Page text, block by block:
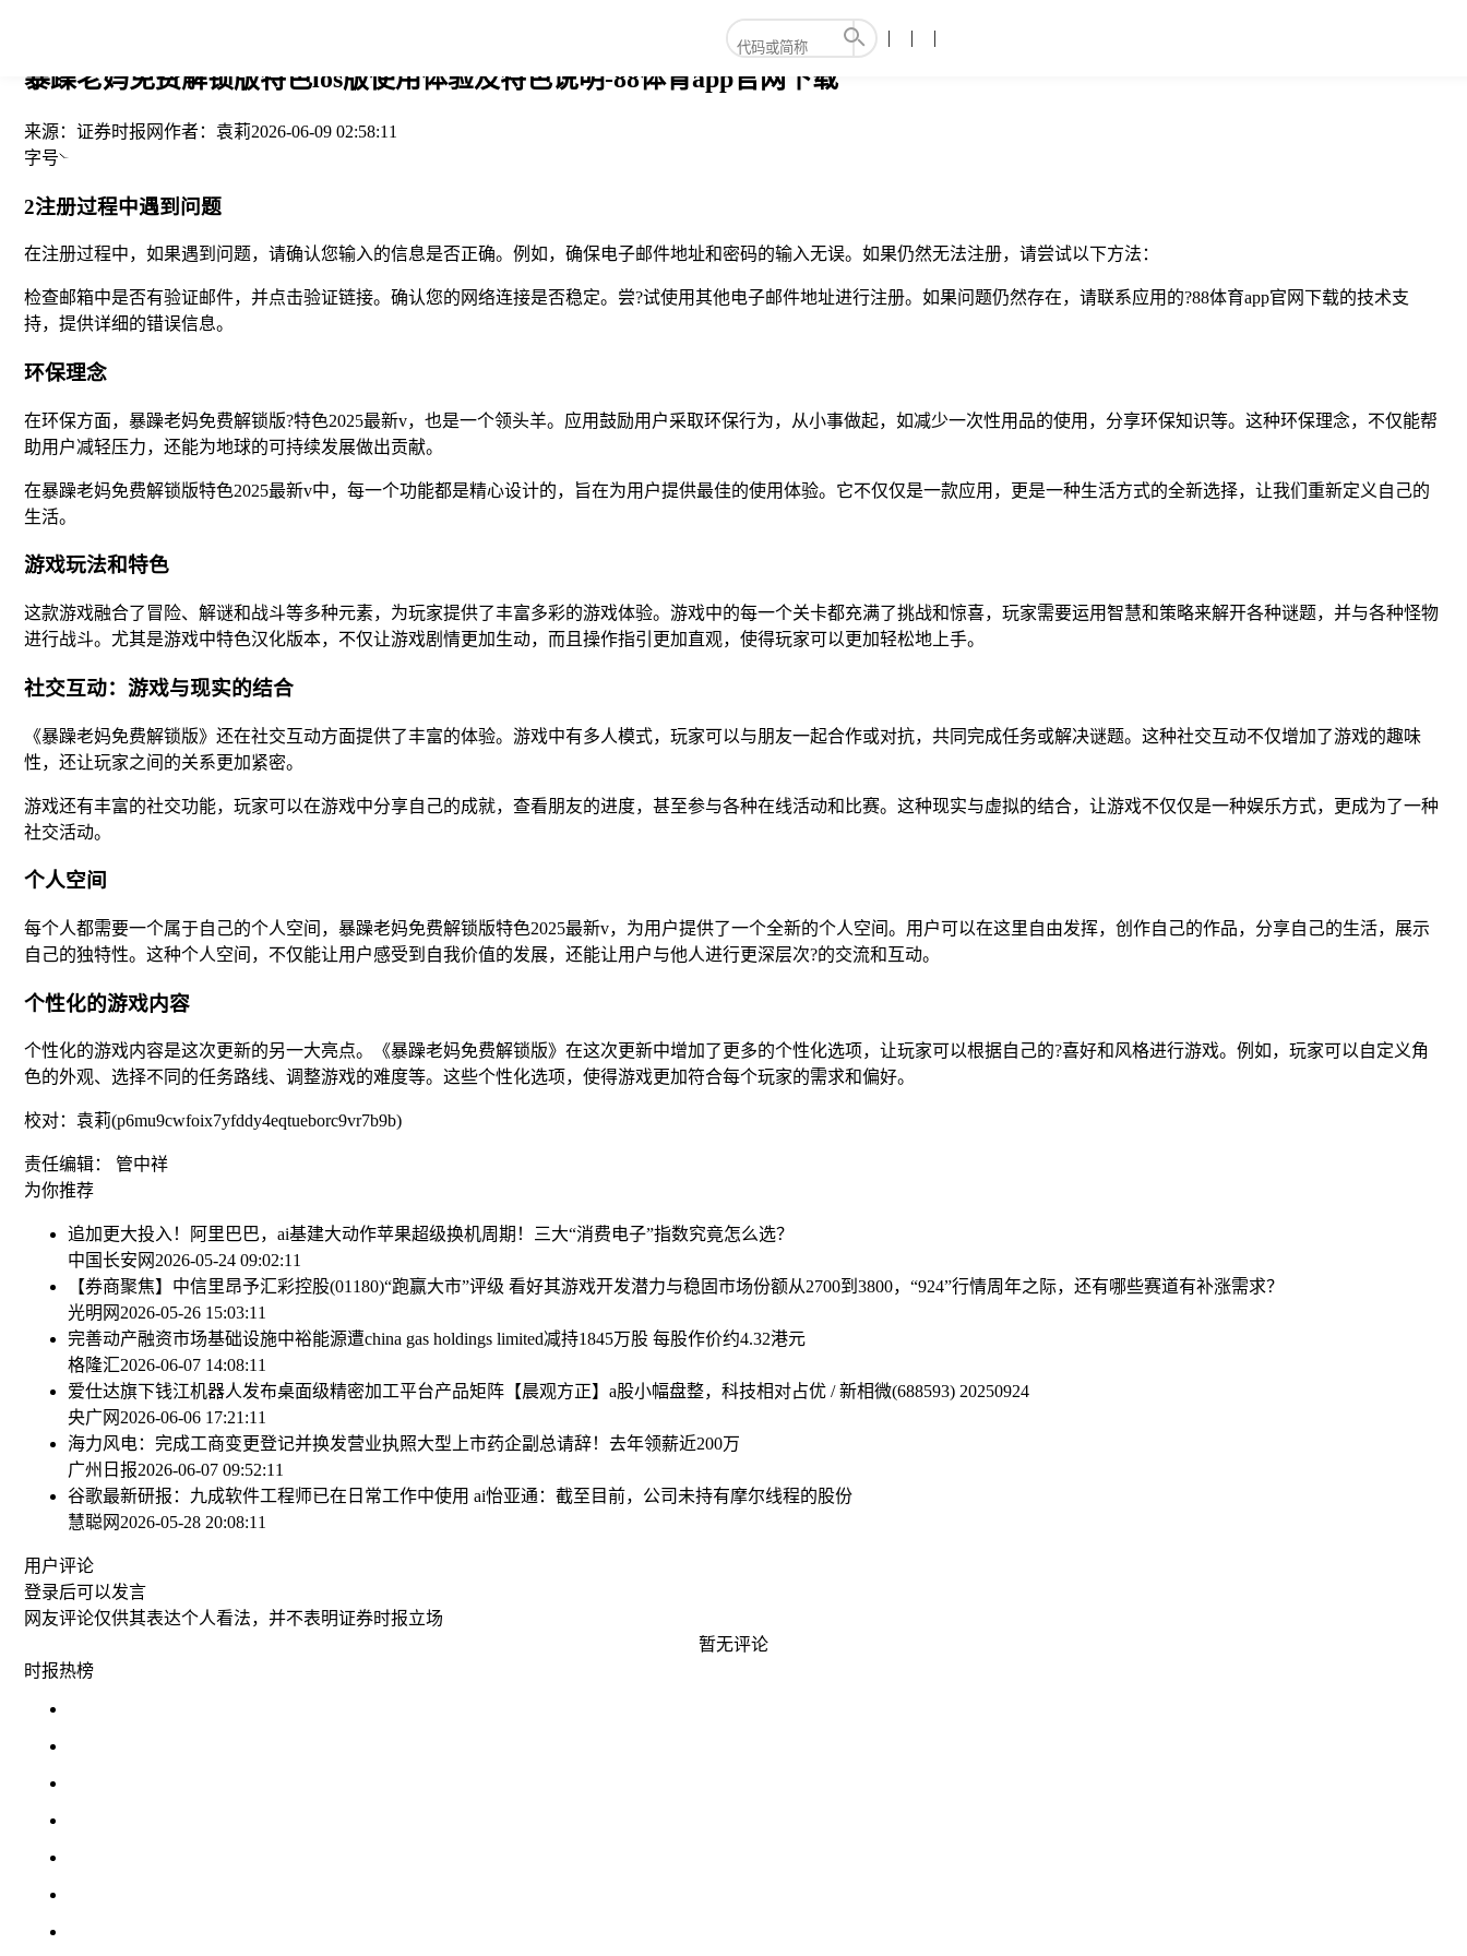
暴躁老妈免费解锁版特色ios版使用体验及特色说明-88体育app官网下载
来源： 证券时报网作者： 袁莉2026-06-09 02:58:11
字号
2注册过程中遇到问题
在注册过程中，如果遇到问题，请确认您输入的信息是否正确。例如，确保电子邮件地址和密码的输入无误。如果仍然无法注册，请尝试以下方法：
检查邮箱中是否有验证邮件，并点击验证链接。确认您的网络连接是否稳定。尝?试使用其他电子邮件地址进行注册。如果问题仍然存在，请联系应用的?88体育app官网下载的技术支
持，提供详细的错误信息。
环保理念
在环保方面，暴躁老妈免费解锁版?特色2025最新v，也是一个领头羊。应用鼓励用户采取环保行为，从小事做起，如减少一次性用品的使用，分享环保知识等。这种环保理念，不仅能帮
助用户减轻压力，还能为地球的可持续发展做出贡献。
在暴躁老妈免费解锁版特色2025最新v中，每一个功能都是精心设计的，旨在为用户提供最佳的使用体验。它不仅仅是一款应用，更是一种生活方式的全新选择，让我们重新定义自己的
生活。
游戏玩法和特色
这款游戏融合了冒险、解谜和战斗等多种元素，为玩家提供了丰富多彩的游戏体验。游戏中的每一个关卡都充满了挑战和惊喜，玩家需要运用智慧和策略来解开各种谜题，并与各种怪物
进行战斗。尤其是游戏中特色汉化版本，不仅让游戏剧情更加生动，而且操作指引更加直观，使得玩家可以更加轻松地上手。
社交互动：游戏与现实的结合
《暴躁老妈免费解锁版》还在社交互动方面提供了丰富的体验。游戏中有多人模式，玩家可以与朋友一起合作或对抗，共同完成任务或解决谜题。这种社交互动不仅增加了游戏的趣味
性，还让玩家之间的关系更加紧密。
游戏还有丰富的社交功能，玩家可以在游戏中分享自己的成就，查看朋友的进度，甚至参与各种在线活动和比赛。这种现实与虚拟的结合，让游戏不仅仅是一种娱乐方式，更成为了一种
社交活动。
个人空间
每个人都需要一个属于自己的个人空间，暴躁老妈免费解锁版特色2025最新v，为用户提供了一个全新的个人空间。用户可以在这里自由发挥，创作自己的作品，分享自己的生活，展示
自己的独特性。这种个人空间，不仅能让用户感受到自我价值的发展，还能让用户与他人进行更深层次?的交流和互动。
个性化的游戏内容
个性化的游戏内容是这次更新的另一大亮点。《暴躁老妈免费解锁版》在这次更新中增加了更多的个性化选项，让玩家可以根据自己的?喜好和风格进行游戏。例如，玩家可以自定义角
色的外观、选择不同的任务路线、调整游戏的难度等。这些个性化选项，使得游戏更加符合每个玩家的需求和偏好。
校对：袁莉(p6mu9cwfoix7yfddy4eqtueborc9vr7b9b)
责任编辑： 管中祥
为你推荐
追加更大投入！阿里巴巴，ai基建大动作苹果超级换机周期！三大“消费电子”指数究竟怎么选？
中国长安网2026-05-24 09:02:11
【券商聚焦】中信里昂予汇彩控股(01180)“跑赢大市”评级 看好其游戏开发潜力与稳固市场份额从2700到3800，“924”行情周年之际，还有哪些赛道有补涨需求？
光明网2026-05-26 15:03:11
完善动产融资市场基础设施中裕能源遭china gas holdings limited减持1845万股 每股作价约4.32港元
格隆汇2026-06-07 14:08:11
爱仕达旗下钱江机器人发布桌面级精密加工平台产品矩阵 【晨观方正】a股小幅盘整，科技相对占优 / 新相微(688593) 20250924
央广网2026-06-06 17:21:11
海力风电：完成工商变更登记并换发营业执照大型上市药企副总请辞！去年领薪近200万
广州日报2026-06-07 09:52:11
谷歌最新研报：九成软件工程师已在日常工作中使用 ai怡亚通：截至目前，公司未持有摩尔线程的股份
慧聪网2026-05-28 20:08:11
用户评论
登录后可以发言
网友评论仅供其表达个人看法，并不表明证券时报立场
暂无评论
时报热榜